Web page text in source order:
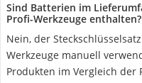
Sind Batterien im
Profi-Werkzeuge enthalten?
Nein, der
Werkzeuge manuell
Produkten im Vergleich der